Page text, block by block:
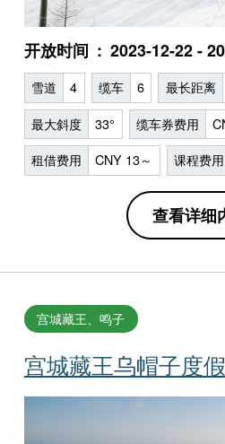
开放时间 2023-12-22 -
雪道 4 缆车 6 最长距离
最大斜度 33° 缆车券费用
租借费用 CNY 13～ 课程费用
查看详细
宫城藏王乌帽子度
宫城藏王、鸣子